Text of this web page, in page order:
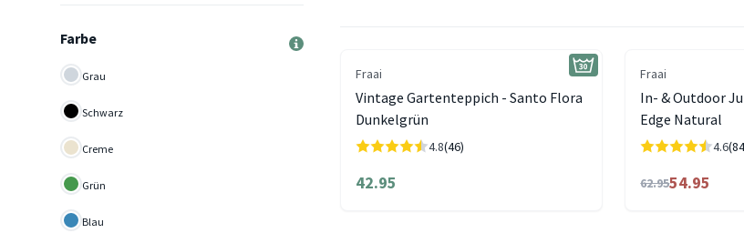
Farbe
Grau
Schwarz
Creme
Grün
Blau
Fraai
Vintage Gartenteppich - Santo Flora
Dunkelgrün
4.8(46)
42.95
Fraai
In- & Outdoor
Edge Natural
4.6
62.9554.95